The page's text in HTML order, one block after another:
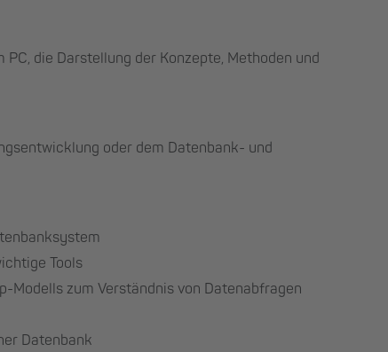
die Darstellung der Konzepte, Methoden und
oder dem Datenbank- und
Tools
Modells zum Verständnis von Datenabfragen
Datenbank